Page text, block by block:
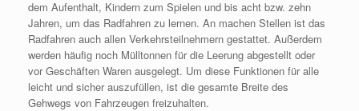
dem Aufenthalt, Kindern zum Spielen und bis acht bzw. zehn
Jahren, um das Radfahren zu lernen. An machen Stellen ist das
Radfahren auch allen Verkehrsteilnehmern gestattet. Außerdem
werden häufig noch Mülltonnen für die Leerung abgestellt oder
vor Geschäften Waren ausgelegt. Um diese Funktionen für alle
leicht und sicher auszufüllen, ist die gesamte Breite des
Gehwegs von Fahrzeugen freizuhalten.